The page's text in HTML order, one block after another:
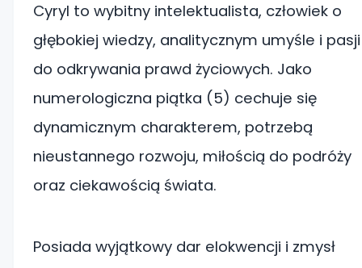
Cyryl to wybitny intelektualista, człowiek o
głębokiej wiedzy, analitycznym umyśle i pasji
do odkrywania prawd życiowych. Jako
numerologiczna piątka (5) cechuje się
dynamicznym charakterem, potrzebą
nieustannego rozwoju, miłością do podróży
oraz ciekawością świata.
Posiada wyjątkowy dar elokwencji i zmysł